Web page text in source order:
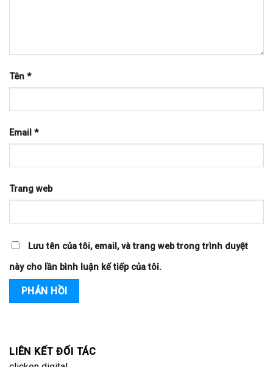
Tên *
Email *
Trang web
Lưu tên của tôi, email, và trang web trong trình duyệt
này cho lần bình luận kế tiếp của tôi.
LIÊN KẾT ĐỐI TÁC